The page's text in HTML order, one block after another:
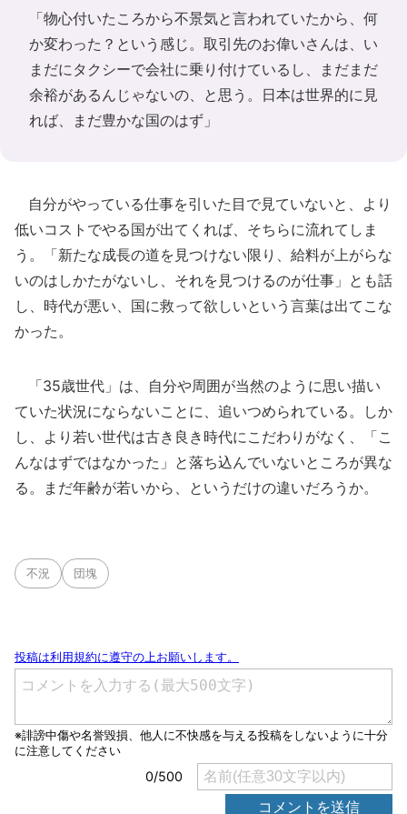
「物心付いたころから不景気と言われていたから、何
か変わった？という感じ。取引先のお偉いさんは、い
まだにタクシーで会社に乗り付けているし、まだまだ
余裕があるんじゃないの、と思う。日本は世界的に見
れば、まだ豊かな国のはず」
自分がやっている仕事を引いた目で見ていないと、より
低いコストでやる国が出てくれば、そちらに流れてしま
う。「新たな成長の道を見つけない限り、給料が上がらな
いのはしかたがないし、それを見つけるのが仕事」とも話
し、時代が悪い、国に救って欲しいという言葉は出てこな
かった。
「35歳世代」は、自分や周囲が当然のように思い描い
ていた状況にならないことに、追いつめられている。しか
し、より若い世代は古き良き時代にこだわりがなく、「こ
んなはずではなかった」と落ち込んでいないところが異な
る。まだ年齢が若いから、というだけの違いだろうか。
不況 団塊